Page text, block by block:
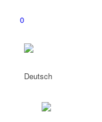
0